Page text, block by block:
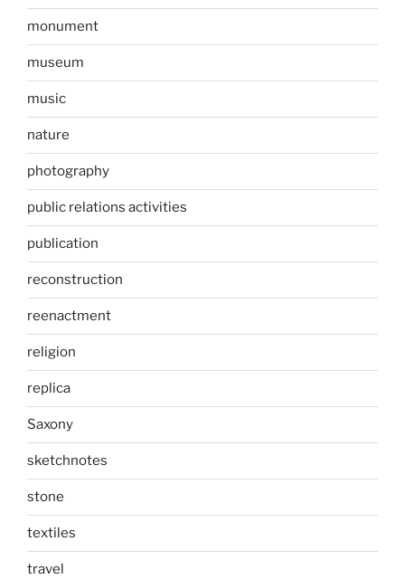
monument
museum
music
nature
photography
public relations activities
publication
reconstruction
reenactment
religion
replica
Saxony
sketchnotes
stone
textiles
travel